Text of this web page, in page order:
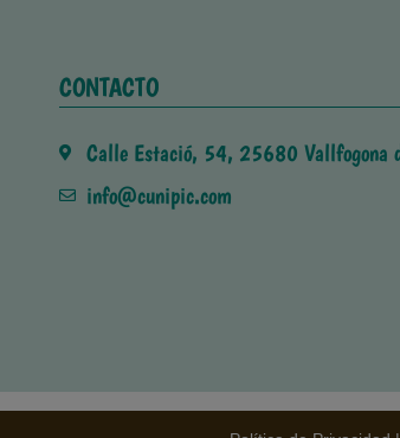
CONTACTO
Calle Estació, 54, 25680 Vallfogona
info@cunipic.com